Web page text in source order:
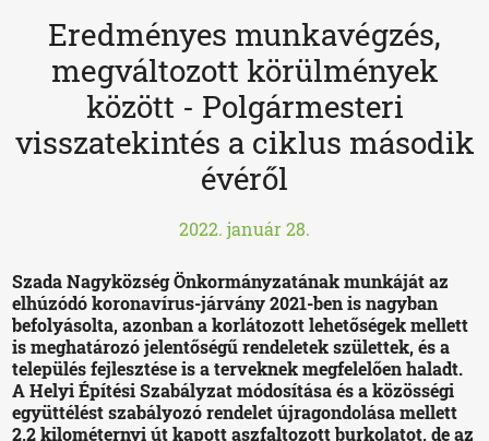
Eredményes munkavégzés,
megváltozott körülmények
között - Polgármesteri
visszatekintés a ciklus második
évéről
2022. január 28.
Szada Nagyközség Önkormányzatának munkáját az
elhúzódó koronavírus-járvány 2021-ben is nagyban
befolyásolta, azonban a korlátozott lehetőségek mellett
is meghatározó jelentőségű rendeletek születtek, és a
település fejlesztése is a terveknek megfelelően haladt.
A Helyi Építési Szabályzat módosítása és a közösségi
együttélést szabályozó rendelet újragondolása mellett
2,2 kilométernyi út kapott aszfaltozott burkolatot, de az